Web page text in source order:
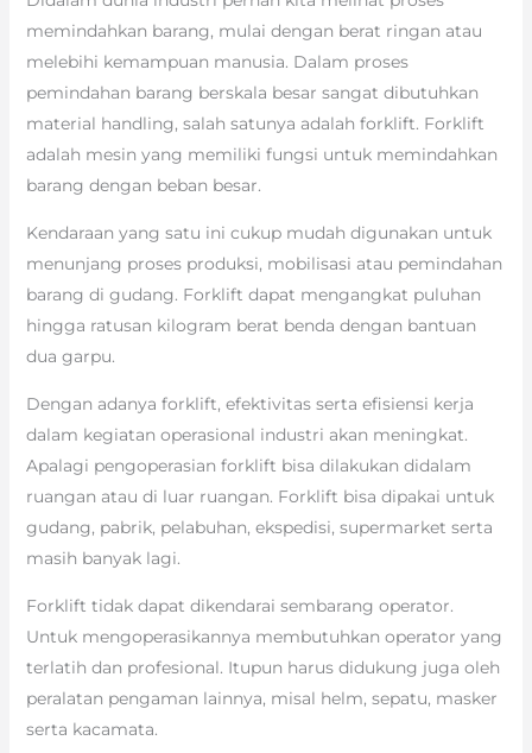
memindahkan barang, mulai dengan berat ringan atau
melebihi kemampuan manusia. Dalam proses
pemindahan barang berskala besar sangat dibutuhkan
material handling, salah satunya adalah forklift. Forklift
adalah mesin yang memiliki fungsi untuk memindahkan
barang dengan beban besar.
Kendaraan yang satu ini cukup mudah digunakan untuk
menunjang proses produksi, mobilisasi atau pemindahan
barang di gudang. Forklift dapat mengangkat puluhan
hingga ratusan kilogram berat benda dengan bantuan
dua garpu.
Dengan adanya forklift, efektivitas serta efisiensi kerja
dalam kegiatan operasional industri akan meningkat.
Apalagi pengoperasian forklift bisa dilakukan didalam
ruangan atau di luar ruangan. Forklift bisa dipakai untuk
gudang, pabrik, pelabuhan, ekspedisi, supermarket serta
masih banyak lagi.
Forklift tidak dapat dikendarai sembarang operator.
Untuk mengoperasikannya membutuhkan operator yang
terlatih dan profesional. Itupun harus didukung juga oleh
peralatan pengaman lainnya, misal helm, sepatu, masker
serta kacamata.